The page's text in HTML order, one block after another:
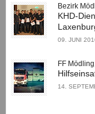
Bezirk
KHD-
09. JUNI
FF
14.